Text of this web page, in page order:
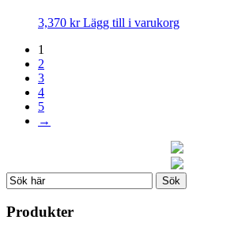
3,370 kr Lägg till i varukorg
1
2
3
4
5
→
Produkter